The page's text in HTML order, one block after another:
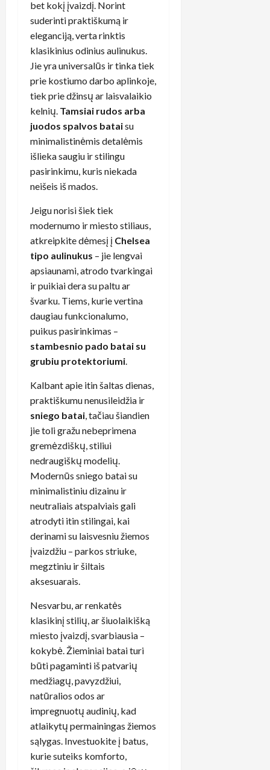
bet kokį įvaizdį. Norint
suderinti praktiškumą ir
eleganciją, verta rinktis
klasikinius odinius aulinukus.
Jie yra universalūs ir tinka tiek
prie kostiumo darbo aplinkoje,
tiek prie džinsų ar laisvalaikio
kelnių. Tamsiai rudos arba
juodos spalvos bataisu
minimalistinėmis detalėmis
išlieka saugiu ir stilingu
pasirinkimu, kuris niekada
neišeis iš mados.
Jeigu norisi šiek tiek
modernumo ir miesto stiliaus,
atkreipkite dėmesį į Chelsea
tipo aulinukus – jie lengvai
apsiaunami, atrodo tvarkingai
ir puikiai dera su paltu ar
švarku. Tiems, kurie vertina
daugiau funkcionalumo,
puikus pasirinkimas –
stambesnio pado batai su
grubiu protektoriumi
Kalbant apie itin šaltas dienas,
praktiškumu nenusileidžia ir
sniego batai , tačiau šiandien
jie toli gražu nebeprimena
gremėzdiškų, stiliui
nedraugiškų modelių.
Modernūs sniego batai su
minimalistiniu dizainu ir
neutraliais atspalviais gali
atrodyti itin stilingai, kai
derinami su laisvesniu žiemos
įvaizdžiu – parkos striuke,
megztiniu ir šiltais
aksesuarais.
Nesvarbu, ar renkatės
klasikinį stilių, ar šiuolaikišką
miesto įvaizdį, svarbiausia –
kokybė. Žieminiai batai turi
būti pagaminti iš patvarių
medžiagų, pavyzdžiui,
natūralios odos ar
impregnuotų audinių, kad
atlaikytų permainingas žiemos
sąlygas. Investuokite į batus,
kurie suteiks komforto,